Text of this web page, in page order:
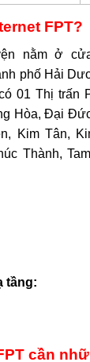
FPT?
nằm ở
phố Hải
01 Thị trấn
Hòa, Đại
Kim Tân,
Thành,
tầng:
cần